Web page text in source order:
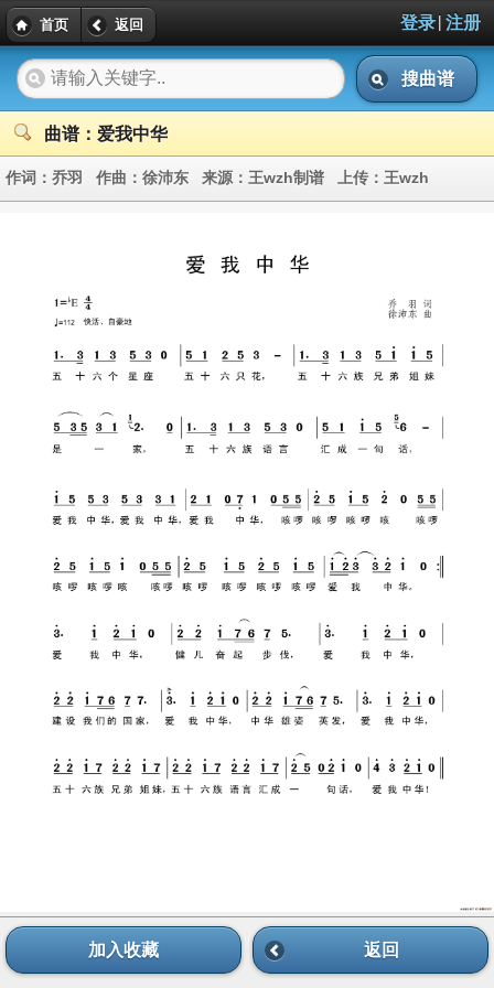
首页 返回 登录| 注册
搜曲谱
曲谱：爱我中华
作词： 乔羽 作曲： 徐沛东 来源： 王wzh制谱 上传： 王wzh
加入收藏 返回